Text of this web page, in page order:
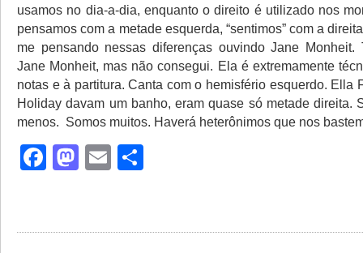
usamos no dia-a-dia, enquanto o direito é utilizado nos
pensamos com a metade esquerda, “sentimos” com a
me pensando nessas diferenças ouvindo Jane Monheit.
Jane Monheit, mas não consegui. Ela é extremamente
notas e à partitura. Canta com o hemisfério esquerdo. Ella
Holiday davam um banho, eram quase só metade direita.
menos. Somos muitos. Haverá heterônimos que nos
Facebook
Mastodon
Email